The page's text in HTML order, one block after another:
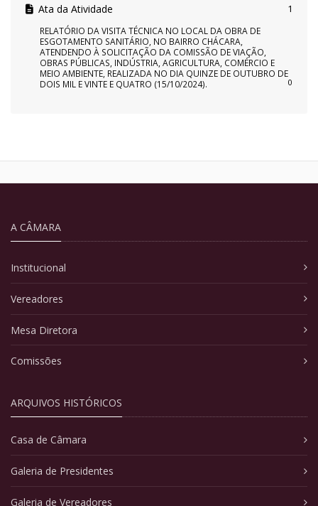
Ata da Atividade 1
RELATÓRIO DA VISITA TÉCNICA NO LOCAL DA OBRA DE
ESGOTAMENTO SANITÁRIO, NO BAIRRO CHÁCARA,
ATENDENDO À SOLICITAÇÃO DA COMISSÃO DE VIAÇÃO,
OBRAS PÚBLICAS, INDÚSTRIA, AGRICULTURA, COMÉRCIO E
MEIO AMBIENTE, REALIZADA NO DIA QUINZE DE OUTUBRO DE
DOIS MIL E VINTE E QUATRO (15/10/2024).
0
A CÂMARA
Institucional
Vereadores
Mesa Diretora
Comissões
ARQUIVOS HISTÓRICOS
Casa de Câmara
Galeria de Presidentes
Galeria de Vereadores